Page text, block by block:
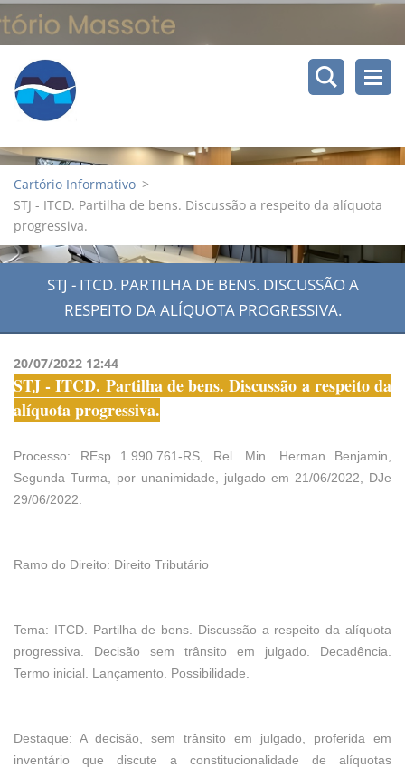
Cartório Informativo >
STJ - ITCD. Partilha de bens. Discussão a respeito da alíquota
progressiva.
STJ - ITCD. PARTILHA DE BENS. DISCUSSÃO A
RESPEITO DA ALÍQUOTA PROGRESSIVA.
20/07/2022 12:44
STJ - ITCD. Partilha de bens. Discussão a respeito da
alíquota progressiva.
Processo: REsp 1.990.761-RS, Rel. Min. Herman Benjamin,
Segunda Turma, por unanimidade, julgado em 21/06/2022, DJe
29/06/2022.
Ramo do Direito: Direito Tributário
Tema: ITCD. Partilha de bens. Discussão a respeito da alíquota
progressiva. Decisão sem trânsito em julgado. Decadência.
Termo inicial. Lançamento. Possibilidade.
Destaque: A decisão, sem trânsito em julgado, proferida em
inventário que discute a constitucionalidade de alíquotas